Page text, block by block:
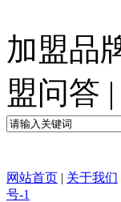
加盟品
盟问答 |
网站首页 | 关于我们
号-1